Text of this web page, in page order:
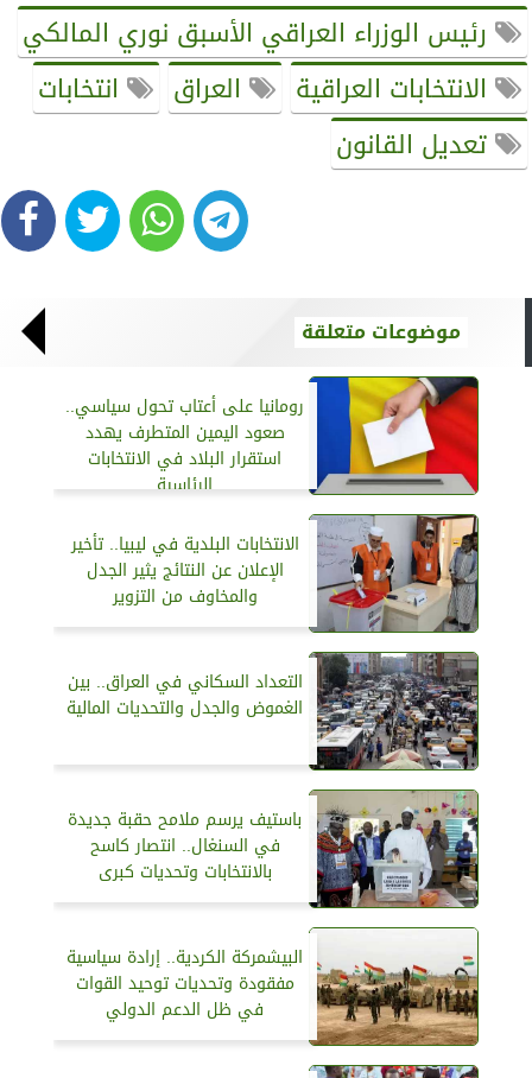
رئيس الوزراء العراقي الأسبق نوري المالكي
الانتخابات العراقية
العراق
انتخابات
تعديل القانون
موضوعات متعلقة
رومانيا على أعتاب تحول سياسي..
صعود اليمين المتطرف يهدد
استقرار البلاد في الانتخابات
الرئاسية
الانتخابات البلدية في ليبيا.. تأخير
الإعلان عن النتائج يثير الجدل
والمخاوف من التزوير
التعداد السكاني في العراق.. بين
الغموض والجدل والتحديات المالية
باستيف يرسم ملامح حقبة جديدة
في السنغال.. انتصار كاسح
بالانتخابات وتحديات كبرى
البيشمركة الكردية.. إرادة سياسية
مفقودة وتحديات توحيد القوات
في ظل الدعم الدولي